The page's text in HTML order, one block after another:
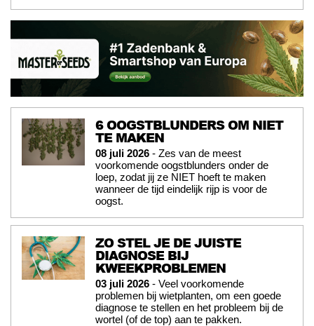
6 OOGSTBLUNDERS OM NIET
TE MAKEN
08 juli 2026 - Zes van de meest
voorkomende oogstblunders onder de
loep, zodat jij ze NIET hoeft te maken
wanneer de tijd eindelijk rijp is voor de
oogst.
ZO STEL JE DE JUISTE
DIAGNOSE BIJ
KWEEKPROBLEMEN
03 juli 2026 - Veel voorkomende
problemen bij wietplanten, om een goede
diagnose te stellen en het probleem bij de
wortel (of de top) aan te pakken.